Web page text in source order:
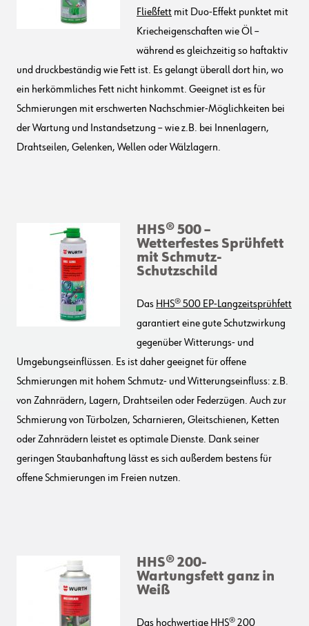
Fließfett mit Duo-Effekt punktet mit
Kriecheigenschaften wie Öl –
während es gleichzeitig so haftaktiv
und druckbeständig wie Fett ist. Es gelangt überall dort hin, wo
ein herkömmliches Fett nicht hinkommt. Geeignet ist es für
Schmierungen mit erschwerten Nachschmier-Möglichkeiten bei
der Wartung und Instandsetzung – wie z.B. bei Innenlagern,
Drahtseilen, Gelenken, Wellen oder Wälzlagern.
HHS® 500 –
Wetterfestes Sprühfett
mit Schmutz-
Schutzschild
Das HHS® 500 EP-Langzeitsprühfett
garantiert eine gute Schutzwirkung
gegenüber Witterungs- und
Umgebungseinflüssen. Es ist daher geeignet für offene
Schmierungen mit hohem Schmutz- und Witterungseinfluss: z.B.
von Zahnrädern, Lagern, Drahtseilen oder Federzügen. Auch zur
Schmierung von Türbolzen, Scharnieren, Gleitschienen, Ketten
oder Zahnrädern leistet es optimale Dienste. Dank seiner
geringen Staubanhaftung lässt es sich außerdem bestens für
offene Schmierungen im Freien nutzen.
HHS® 200-
Wartungsfett ganz in
Weiß
Das hochwertige HHS® 200